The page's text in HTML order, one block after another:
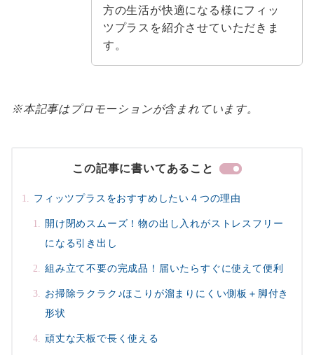
方の生活が快適になる様にフィッ
ツプラスを紹介させていただきま
す。
※本記事はプロモーションが含まれています。
この記事に書いてあること
フィッツプラスをおすすめしたい４つの理由
開け閉めスムーズ！物の出し入れがストレスフリー
になる引き出し
組み立て不要の完成品！届いたらすぐに使えて便利
お掃除ラクラク♪ほこりが溜まりにくい側板＋脚付き
形状
頑丈な天板で長く使える